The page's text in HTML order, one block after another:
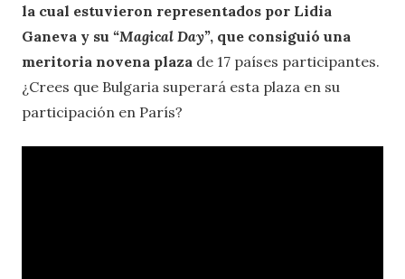
la cual estuvieron representados por Lidia
Ganeva y su “Magical Day”, que consiguió una
meritoria novena plaza de 17 países participantes.
¿Crees que Bulgaria superará esta plaza en su
participación en París?